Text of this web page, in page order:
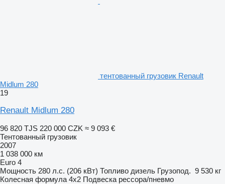
тентованный грузовик Renault
Midlum 280
19
Renault Midlum 280
96 820 TJS 220 000 CZK ≈ 9 093 €
Тентованный грузовик
2007
1 038 000 км
Euro 4
Мощность 280 л.с. (206 кВт) Топливо дизель Грузопод. 9 530 кг
Колесная формула 4x2 Подвеска рессора/пневмо